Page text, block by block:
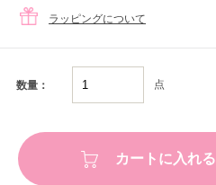
ラッピングについて
数量： 点
カートに入れる